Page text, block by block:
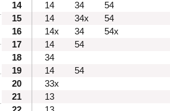
14
14 34
54
15
14 34x
54
16
14x 34
54x
17
14
54
18
34
19
14
54
20
33x
21
13